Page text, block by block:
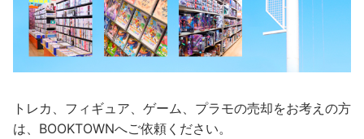
トレカ、フィギュア、ゲーム、プラモの売却をお考えの方
は、BOOKTOWNへご依頼ください。